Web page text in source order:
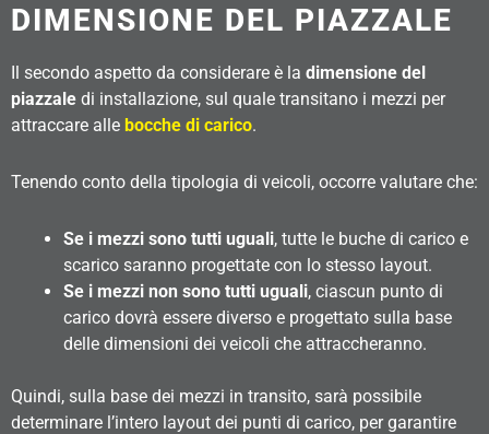
DIMENSIONE DEL PIAZZALE
Il secondo aspetto da considerare è la dimensione del
piazzale di installazione, sul quale transitano i mezzi per
attraccare alle bocche di carico.
Tenendo conto della tipologia di veicoli, occorre valutare che:
Se i mezzi sono tutti uguali, tutte le buche di carico e
scarico saranno progettate con lo stesso layout.
Se i mezzi non sono tutti uguali, ciascun punto di
carico dovrà essere diverso e progettato sulla base
delle dimensioni dei veicoli che attraccheranno.
Quindi, sulla base dei mezzi in transito, sarà possibile
determinare l’intero layout dei punti di carico, per garantire